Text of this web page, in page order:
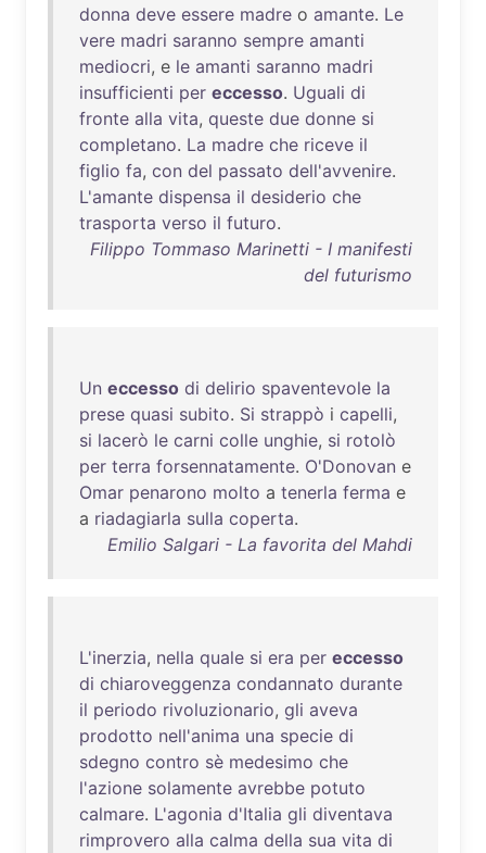
donna deve essere madre o amante. Le
vere madri saranno sempre amanti
mediocri, e le amanti saranno madri
insufficienti per eccesso. Uguali di
fronte alla vita, queste due donne si
completano. La madre che riceve il
figlio fa, con del passato dell'avvenire.
L'amante dispensa il desiderio che
trasporta verso il futuro.
Filippo Tommaso Marinetti - I manifesti
del futurismo
Un eccesso di delirio spaventevole la
prese quasi subito. Si strappò i capelli,
si lacerò le carni colle unghie, si rotolò
per terra forsennatamente. O'Donovan e
Omar penarono molto a tenerla ferma e
a riadagiarla sulla coperta.
Emilio Salgari - La favorita del Mahdi
L'inerzia, nella quale si era per eccesso
di chiaroveggenza condannato durante
il periodo rivoluzionario, gli aveva
prodotto nell'anima una specie di
sdegno contro sè medesimo che
l'azione solamente avrebbe potuto
calmare. L'agonia d'Italia gli diventava
rimprovero alla calma della sua vita di